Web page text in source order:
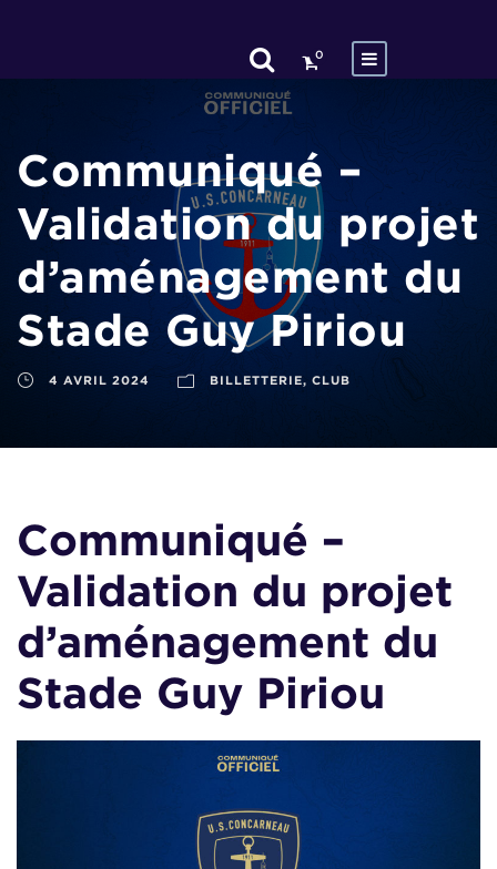
0
Communiqué –
Validation du projet
d’aménagement du
Stade Guy Piriou
4 AVRIL 2024 BILLETTERIE, CLUB
Communiqué –
Validation du projet
d’aménagement du
Stade Guy Piriou